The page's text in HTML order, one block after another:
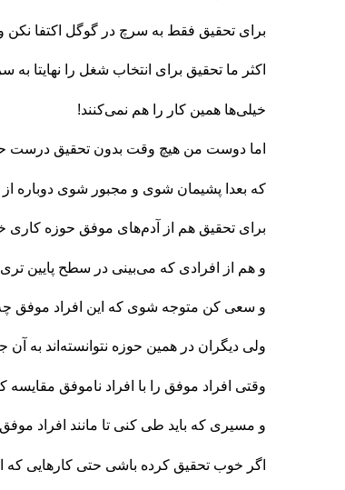
برای تحقیق فقط به سرچ در گوگل اکتفا نکن
اکثر ما تحقیق برای انتخاب شغل را نهایتا
خیلی‌ها همین کار را هم نمی‌کنند‍!
اما دوست من هیچ وقت بدون تحقیق درست
که بعدا پشیمان شوی و مجبور شوی دوباره
برای تحقیق هم از آدم‌های موفق حوزه
و هم از افرادی که می‌بینی در سطح پایین
و سعی کن متوجه شوی که این افراد موفق چه
ولی دیگران در همین حوزه نتوانسته‌اند به آن
وقتی افراد موفق را با افراد ناموفق مقایسه
و مسیری که باید طی کنی تا مانند افراد
اگر خوب تحقیق کرده باشی حتی کارهایی که